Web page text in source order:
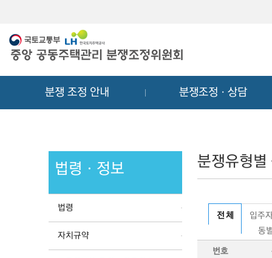
분쟁 조정 안내 분쟁조정ㆍ상담
법령ㆍ정보
법령
자치규약
분쟁유형별
전 체
입주
동
번호